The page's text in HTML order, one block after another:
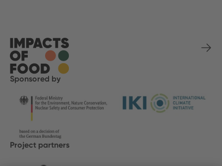
Sponsored by
Project partners